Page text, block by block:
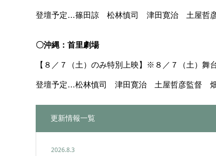
登壇予定…篠田諒 松林慎司 津田寛治 土屋哲
〇沖縄：首里劇場
【８／７（土）のみ特別上映】※８／７（土）舞
登壇予定…松林慎司 津田寛治 土屋哲彦監督 畑
更新情報一覧
2026.8.3